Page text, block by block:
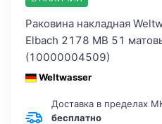
Раковина накладная
Elbach 2178 MB 51
(10000004509)
Weltwasser
Доставка в пределах
бесплатно